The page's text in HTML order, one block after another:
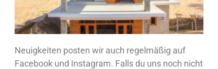
Neuigkeiten posten wir auch regelmäßig auf
Facebook und Instagram. Falls du uns noch nicht